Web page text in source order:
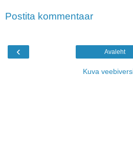
Postita kommentaar
‹ Avaleht
Kuva